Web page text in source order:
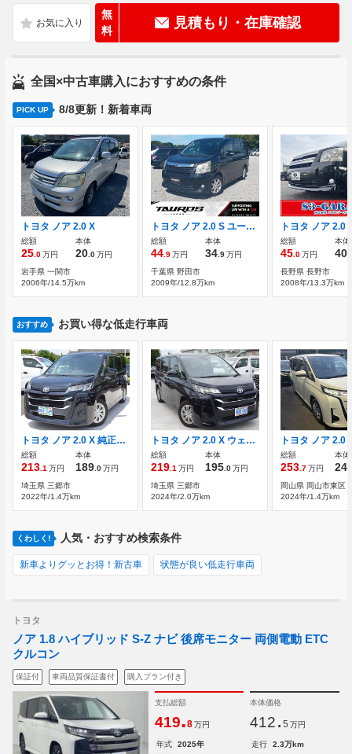
無
料
見積もり・在庫確認
全国×中古車購入におすすめの条件
PICK UP 8/8更新！新着車両
トヨタ ノア 2.0 X
総額
25 .0万円
本体
20 .0万円
岩手県 一関市
2006年/14.5万km
トヨタ ノア 2.0 S ユーザー買取車 ナビ バックカメラ
総額
44 .9万円
本体
34 .9万円
千葉県 野田市
2009年/12.8万km
総額
45 .0万円
本体
40
長野県 長野市
2008年/13.3万km
おすすめ お買い得な低走行車両
トヨタ ノア 2.0 X 純正8インチマルチメディア
総額
213.1万円
本体
189.0万円
埼玉県 三郷市
2022年/1.4万km
トヨタ ノア 2.0 X ウェルキャブ サイドリフトアップチルトシート車 純正8インチマルチメディア
総額
219.1万円
本体
195.0万円
埼玉県 三郷市
2024年/2.0万km
総額
253.7万円
本体
岡山県 岡山市東区
2024年/1.4万km
くわしく! 人気・おすすめ検索条件
新車よりグッとお得！新古車 状態が良い低走行車両
トヨタ
ノア 1.8 ハイブリッド S-Z ナビ 後席モニター 両側電動 ETC
クルコン
保証付 車両品質保証書付 購入プラン付き
支払総額
419.8 万円
本体価格
412. 5 万円
年式 2025年 走行
2.3万km